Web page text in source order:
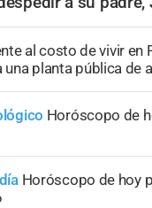
al costo de vivir en
una planta pública de
Horóscopo de
Horóscopo de hoy